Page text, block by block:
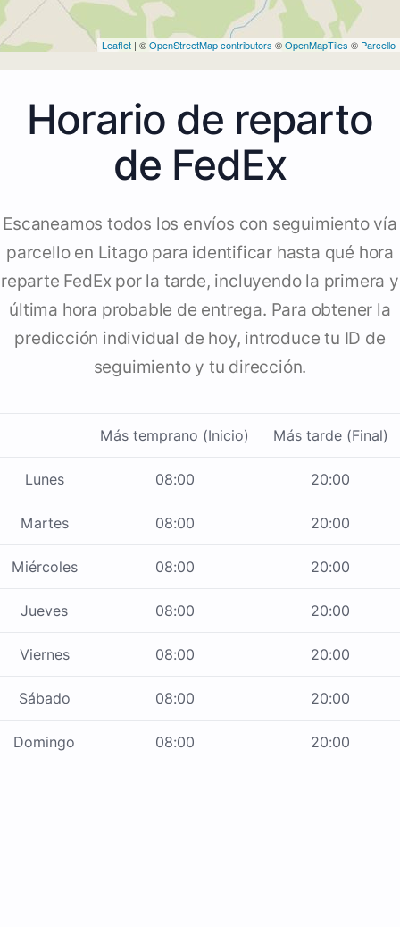
Leaflet | ©OpenStreetMap contributors ©OpenMapTiles © Parcello
Horario de reparto
de FedEx
Escaneamos todos los envíos con seguimiento vía
parcello en Litago para identificar hasta qué hora
reparte FedEx por la tarde, incluyendo la primera y
última hora probable de entrega. Para obtener la
predicción individual de hoy, introduce tu ID de
seguimiento y tu dirección.
Más temprano (Inicio) Más tarde (Final)
Lunes 08:00 20:00
Martes 08:00 20:00
Miércoles 08:00 20:00
Jueves 08:00 20:00
Viernes 08:00 20:00
Sábado 08:00 20:00
Domingo 08:00 20:00